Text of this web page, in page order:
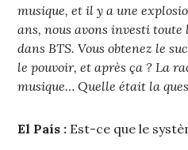
musique, et il y a une
ans, nous avons investi toute
dans BTS. Vous obtenez le
le pouvoir, et après ça ? La
musique… Quelle était la
El País : Est-ce que le